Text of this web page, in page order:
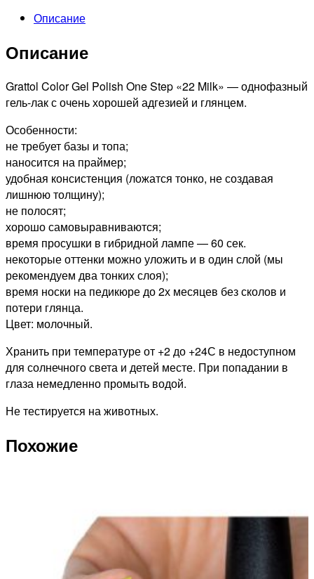
однофазный
One
Color
Gel
Milk
9мл
Описание
Описание
Grattol Color Gel Polish One Step «22 Milk» — однофазный
гель-лак с очень хорошей адгезией и глянцем.
Особенности:
не требует базы и топа;
наносится на праймер;
удобная консистенция (ложатся тонко, не создавая
лишнюю толщину);
не полосят;
хорошо самовыравниваются;
время просушки в гибридной лампе — 60 сек.
некоторые оттенки можно уложить и в один слой (мы
рекомендуем два тонких слоя);
время носки на педикюре до 2х месяцев без сколов и
потери глянца.
Цвет: молочный.
Хранить при температуре от +2 до +24С в недоступном
для солнечного света и детей месте. При попадании в
глаза немедленно промыть водой.
Не тестируется на животных.
Похожие